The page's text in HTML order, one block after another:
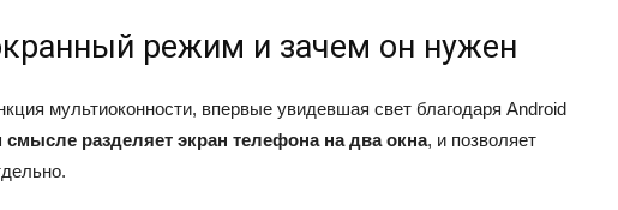
режим и зачем он нужен
мультиоконности, впервые увидевшая свет благодаря Android
смысле разделяет экран телефона на два окна, и позволяет